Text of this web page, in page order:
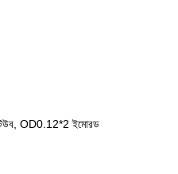
টিউব, OD0.12*2 ইমোরড